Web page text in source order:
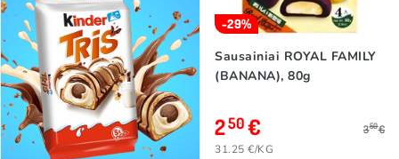
-29%
Sausainiai ROYAL FAMILY
(BANANA), 80g
250€ 350€
31.25 €/KG